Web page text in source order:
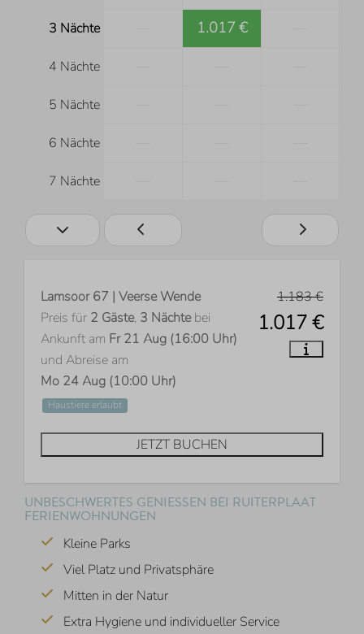
3 Nächte 1.017 €
4 Nächte
5 Nächte
6 Nächte
7 Nächte
1.183 €
1.017 €
Lamsoor 67 | Veerse Wende
Preis für 2 Gäste, 3 Nächtebei
Ankunft am Fr 21 Aug (16:00 Uhr)
und Abreise am
Mo 24 Aug (10:00 Uhr)
Haustiere erlaubt
JETZT BUCHEN
UNBESCHWERTES GENIESSEN BEI RUITERPLAAT F
ERIENWOHNUNGEN
Kleine Parks
Viel Platz und Privatsphäre
Mitten in der Natur
Extra Hygiene und individueller Service